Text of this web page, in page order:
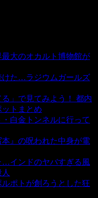
大のオカルト博物館が
けた…ラジウムガールズ
」で見てみよう！ 都内
トまとめ
白金トンネルに行って
』の呪われた中身が電
…インドのヤバすぎる風
ポトが創ろうとした狂